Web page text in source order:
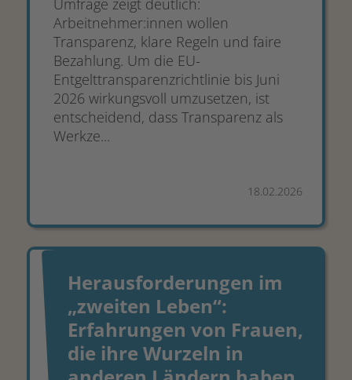
Umfrage zeigt deutlich:
Arbeitnehmer:innen wollen
Transparenz, klare Regeln und faire
Bezahlung. Um die EU-
Entgelttransparenzrichtlinie bis Juni
2026 wirkungsvoll umzusetzen, ist
entscheidend, dass Transparenz als
Werkze...
18.02.2026
Herausforderungen im
„zweiten Leben“:
Erfahrungen von Frauen,
die ihre Wurzeln in